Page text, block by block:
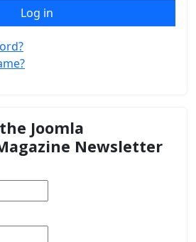
Log in
Joomla
Newsletter